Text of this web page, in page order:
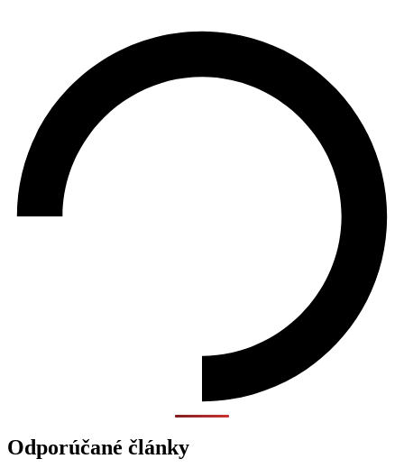
Odporúčané články